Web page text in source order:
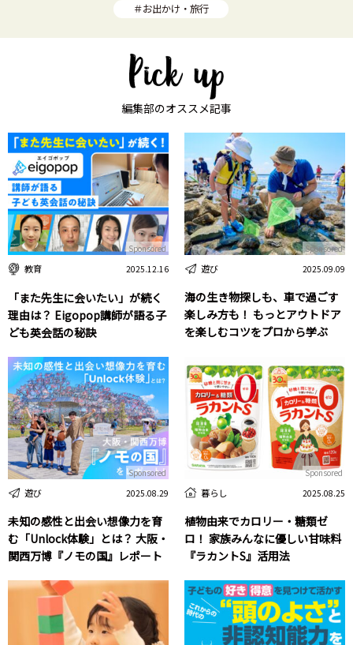
＃お出かけ・旅行
編集部のオススメ記事
教育 2025.12.16
「また先生に会いたい」が続く
理由は？ Eigopop講師が語る子
ども英会話の秘訣
Sponsored
遊び 2025.09.09
海の生き物探しも、車で過ごす
楽しみ方も！ もっとアウトドア
を楽しむコツをプロから学ぶ
Sponsored
遊び 2025.08.29
未知の感性と出会い想像力を育
む「Unlock体験」とは？ 大阪・
関西万博『ノモの国』レポート
Sponsored
暮らし 2025.08.25
植物由来でカロリー・糖類ゼ
ロ！ 家族みんなに優しい甘味料
『ラカントS』活用法
Sponsored